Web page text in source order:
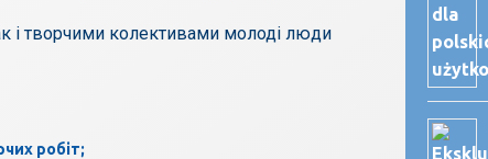
і творчими колективами молоді люди
робіт;